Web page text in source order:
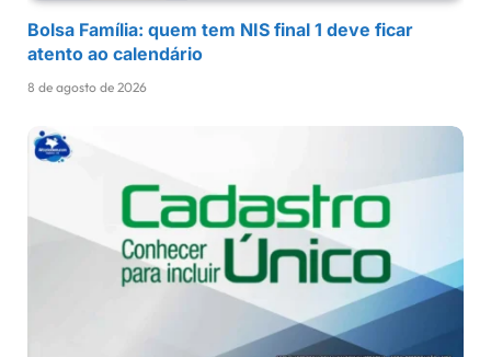
Bolsa Família: quem tem NIS final 1 deve ficar
atento ao calendário
8 de agosto de 2026